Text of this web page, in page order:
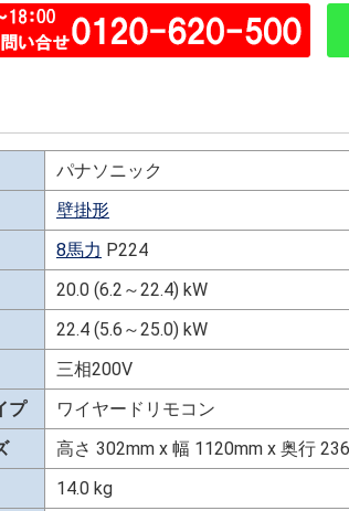
パナソニック
壁掛形
8馬力 P224
20.0 (6.2～22.4) kW
22.4 (5.6～25.0) kW
三相200V
プ
ワイヤードリモコン
高さ 302mm x 幅 1120mm x 奥行
14.0 kg